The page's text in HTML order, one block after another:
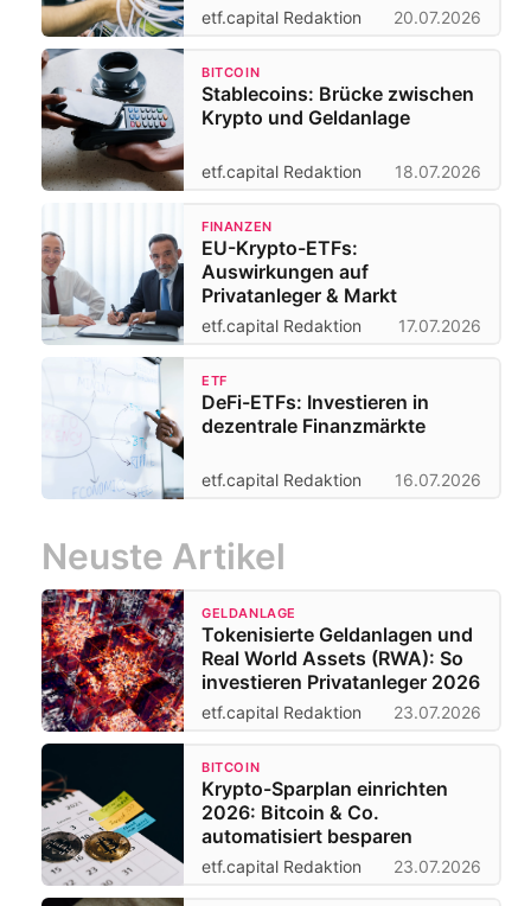
etf.capital Redaktion 20.07.2026
BITCOIN
Stablecoins: Brücke zwischen
Krypto und Geldanlage
etf.capital Redaktion 18.07.2026
FINANZEN
EU-Krypto-ETFs:
Auswirkungen auf
Privatanleger & Markt
etf.capital Redaktion 17.07.2026
ETF
DeFi-ETFs: Investieren in
dezentrale Finanzmärkte
etf.capital Redaktion 16.07.2026
Neuste Artikel
GELDANLAGE
Tokenisierte Geldanlagen und
Real World Assets (RWA): So
investieren Privatanleger 2026
etf.capital Redaktion 23.07.2026
BITCOIN
Krypto-Sparplan einrichten
2026: Bitcoin & Co.
automatisiert besparen
etf.capital Redaktion 23.07.2026